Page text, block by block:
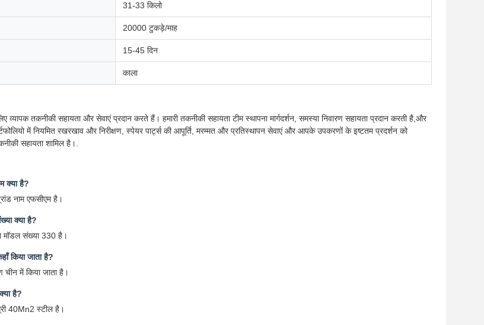
31-33 किलो
20000 टुकड़े/माह
15-45 दिन
काला
व्यापक तकनीकी सहायता और सेवाएं प्रदान करते हैं। हमारी तकनीकी सहायता टीम स्थापना मार्गदर्शन, समस्या निवारण सहायता प्रदान करती है,और
में नियमित रखरखाव और निरीक्षण, स्पेयर पार्ट्स की आपूर्ति, मरम्मत और प्रतिस्थापन सेवाएं और आपके उपकरणों के इष्टतम प्रदर्शन को
सहायता शामिल है।.
क्या है?
नाम एफसीएम है।
क्या है?
मॉडल संख्या 330 है।
किया जाता है?
चीन में किया जाता है।
है?
40Mn2 स्टील है।